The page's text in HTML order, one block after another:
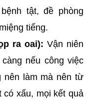
tật, đề phòng
tiếng.
ra oai): Vận niên
nếu công việc
nên làm mà nên từ
xấu, mọi kết quả